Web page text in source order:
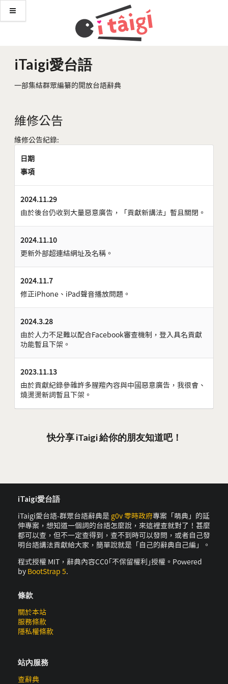
iTaigi愛台語
一部集結群眾編纂的開放台語辭典
維修公告
維修公告紀錄:
日期
事項
2024.11.29
由於後台仍收到大量惡意廣告，「貢獻新講法」暫且關閉。
2024.11.10
更新外部超連結網址及名稱。
2024.11.7
修正iPhone、iPad聲音播放問題。
2024.3.28
由於人力不足難以配合Facebook審查機制，登入具名貢獻
功能暫且下架。
2023.11.13
由於貢獻紀錄參雜許多腥羶內容與中國惡意廣告，我很會、
燒燙燙新詞暫且下架。
快分享 iTaigi 給你的朋友知道吧！
iTaigi愛台語
iTaigi愛台語-群眾台語辭典是 g0v 零時政府專案「萌典」的延
伸專案，想知道一個詞的台語怎麼說，來這裡查就對了！甚麼
都可以查，但不一定查得到，查不到時可以發問，或者自己發
明台語講法貢獻給大家，簡單說就是「自己的辭典自己編」。
程式授權 MIT，辭典內容CC0｢不保留權利｣授權。Powered
by BootStrap 5.
條款
關於本站
服務條款
隱私權條款
站內服務
查辭典